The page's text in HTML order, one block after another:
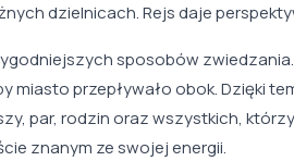
dzielnicach. Rejs daje
sposobów
miasto przepływało obok. Dzięki
par, rodzin oraz wszystkich,
znanym ze swojej energii.